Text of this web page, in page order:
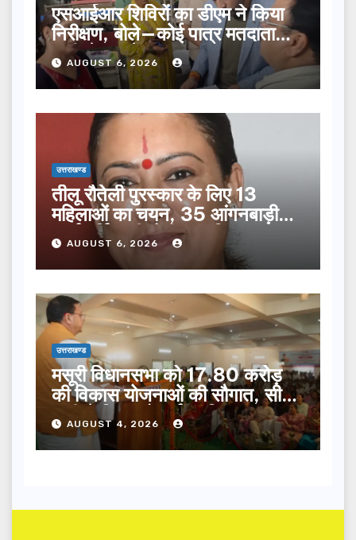
एसआईआर शिविरों का डीएम ने किया
निरीक्षण, बोले—कोई पात्र मतदाता
सूची से न छूटे…
AUGUST 6, 2026
उत्तराखण्ड
तीलू रौतेली पुरस्कार के लिए 13
महिलाओं का चयन, 35 आंगनबाड़ी
कार्यकर्तियां भी होंगी सम्मानित…
AUGUST 6, 2026
उत्तराखण्ड
मसूरी विधानसभा को 17.80 करोड़
की विकास योजनाओं की सौगात, सीएम
धामी ने किया लोकार्पण-शिलान्यास.
AUGUST 4, 2026